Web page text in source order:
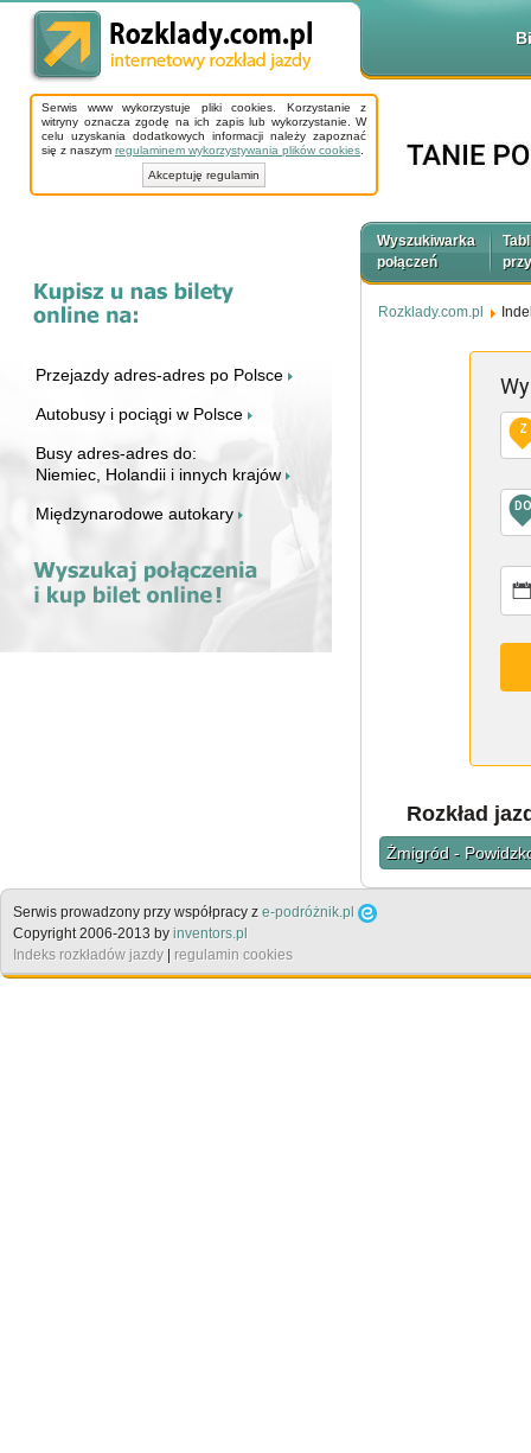
Serwis www wykorzystuje pliki cookies. Korzystanie z
witryny oznacza zgodę na ich zapis lub wykorzystanie. W
celu uzyskania dodatkowych informacji należy zapoznać
się z naszym regulaminem wykorzystywania plików cookies
Akceptuję regulamin
Przejazdy adres-adres po Polsce
Autobusy i pociągi w Polsce
Busy adres-adres do:
Niemiec, Holandii i innych krajów
Międzynarodowe autokary
Wyszukiwarka
połączeń
Rozklady.com.pl
Z
DO
Rozkład
Żmigród -
Serwis prowadzony przy współpracy z e-podróżnik.pl
Copyright 2006-2013 by inventors.pl
Indeks rozkładów jazdy | regulamin cookies